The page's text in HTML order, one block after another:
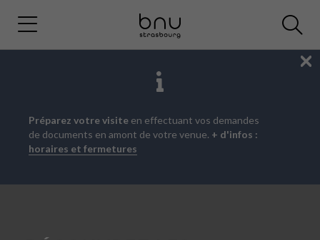
Aller
au
menu
Aller
au
contenu
Aller
à
la
Préparez votre visite en effectuant vos demandes
de documents en amont de votre venue. + d'infos :
horaires et fermetures